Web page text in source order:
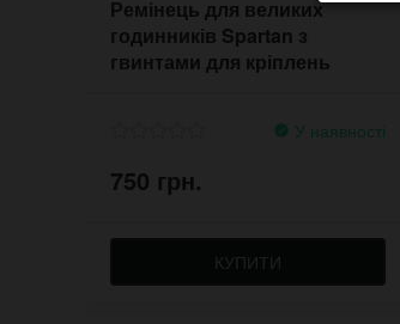
Ремінець для великих
годинників Spartan з
гвинтами для кріплень
У наявності
750 грн.
КУПИТИ